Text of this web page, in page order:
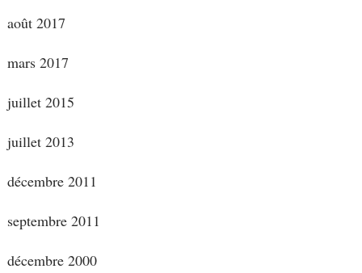
août 2017
mars 2017
juillet 2015
juillet 2013
décembre 2011
septembre 2011
décembre 2000